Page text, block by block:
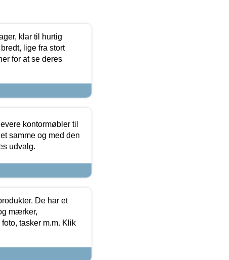
klar til hurtig
lige fra stort
for at se deres
kontormøbler til
samme og med den
udvalg.
De har et
mærker,
tasker m.m. Klik